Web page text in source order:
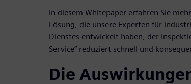
In diesem Whitepaper erfahren Sie
Lösung, die unsere Experten für
Dienstes entwickelt haben, der
Service“ reduziert schnell und
Die